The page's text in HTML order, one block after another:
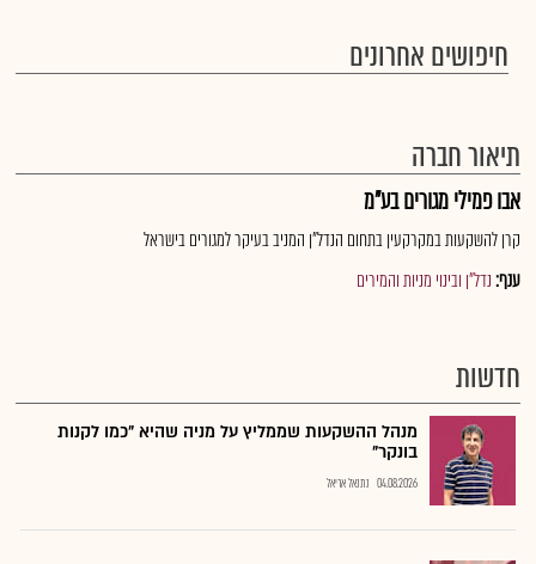
חיפושים אחרונים
תיאור חברה
אבו פמילי מגורים בע"מ
קרן להשקעות במקרקעין בתחום הנדל"ן המניב בעיקר למגורים בישראל
ענף:נדל"ן ובינוי מניות והמירים
חדשות
מנהל ההשקעות שממליץ על מניה שהיא "כמו לקנות
בונקר"
04.08.2026 נתנאל אריאל